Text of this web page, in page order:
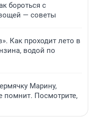
бороться с
— советы
Как проходит лето в
водой по
Марину,
помнит. Посмотрите,